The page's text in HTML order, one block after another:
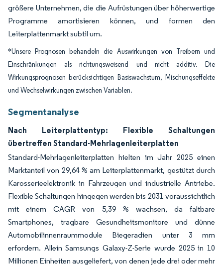
größere Unternehmen, die die Aufrüstungen über höherwertige
Programme amortisieren können, und formen den
Leiterplattenmarkt subtil um.
*Unsere Prognosen behandeln die Auswirkungen von Treibern und
Einschränkungen als richtungsweisend und nicht additiv. Die
Wirkungsprognosen berücksichtigen Basiswachstum, Mischungseffekte
und Wechselwirkungen zwischen Variablen.
Segmentanalyse
Nach Leiterplattentyp: Flexible Schaltungen
übertreffen Standard-Mehrlagenleiterplatten
Standard-Mehrlagenleiterplatten hielten im Jahr 2025 einen
Marktanteil von 29,64 % am Leiterplattenmarkt, gestützt durch
Karosserieelektronik in Fahrzeugen und industrielle Antriebe.
Flexible Schaltungen hingegen werden bis 2031 voraussichtlich
mit einem CAGR von 5,39 % wachsen, da faltbare
Smartphones, tragbare Gesundheitsmonitore und dünne
Automobilinnenraummodule Biegeradien unter 3 mm
erfordern. Allein Samsungs Galaxy-Z-Serie wurde 2025 in 10
Millionen Einheiten ausgeliefert, von denen jede drei oder mehr